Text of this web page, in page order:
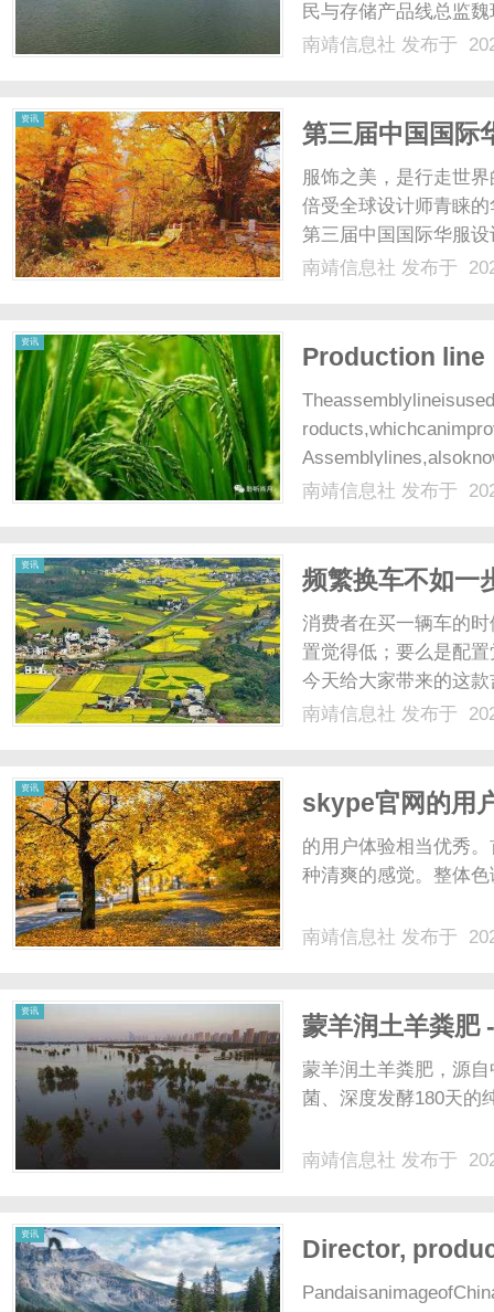
民与存储产品线总监
术亮点与实战演练”为
南靖信息社 发布于
资讯
第三届中国国际
服饰之美，是行走世
倍受全球设计师青睐
第三届中国国际华服
物馆举办，中国明清
南靖信息社 发布于
资讯
Production line
南靖信息社 发布于
资讯
频繁换车不如一
消费者在买一辆车的
置觉得低；要么是配
今天给大家带来的这
20万以内，配置却远
南靖信息社 发布于
资讯
skype官网的用
的用户体验相当优秀
种清爽的感觉。整体
南靖信息社 发布于
资讯
蒙羊润土羊粪肥
蒙羊润土羊粪肥，源
菌、深度发酵180天的
南靖信息社 发布于
资讯
Director,